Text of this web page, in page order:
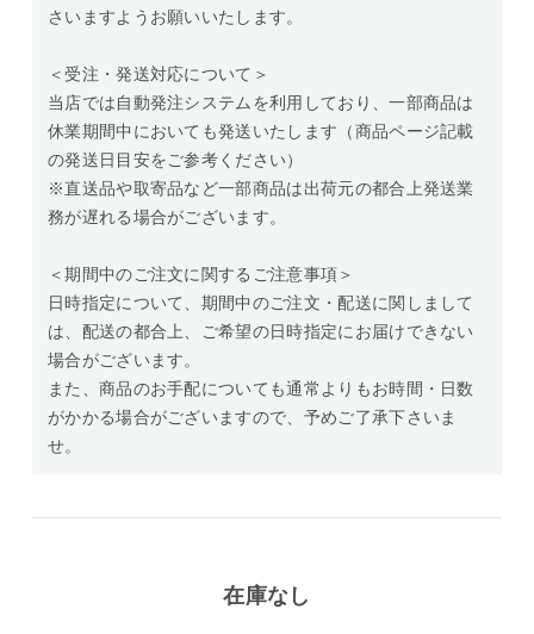
さいますようお願いいたします。
＜受注・発送対応について＞
当店では自動発注システムを利用しており、一部商品は
休業期間中においても発送いたします（商品ページ記載
の発送日目安をご参考ください）
※直送品や取寄品など一部商品は出荷元の都合上発送業
務が遅れる場合がございます。
＜期間中のご注文に関するご注意事項＞
日時指定について、期間中のご注文・配送に関しまして
は、配送の都合上、ご希望の日時指定にお届けできない
場合がございます。
また、商品のお手配についても通常よりもお時間・日数
がかかる場合がございますので、予めご了承下さいま
せ。
在庫なし